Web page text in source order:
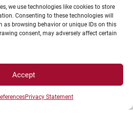
we use technologies like cookies to store
Consenting to these technologies will
as browsing behavior or unique IDs on this
consent, may adversely affect certain
Accept
Privacy Statement
LÉGALES
des campus
légales
et gestion des cookies
mes cookies